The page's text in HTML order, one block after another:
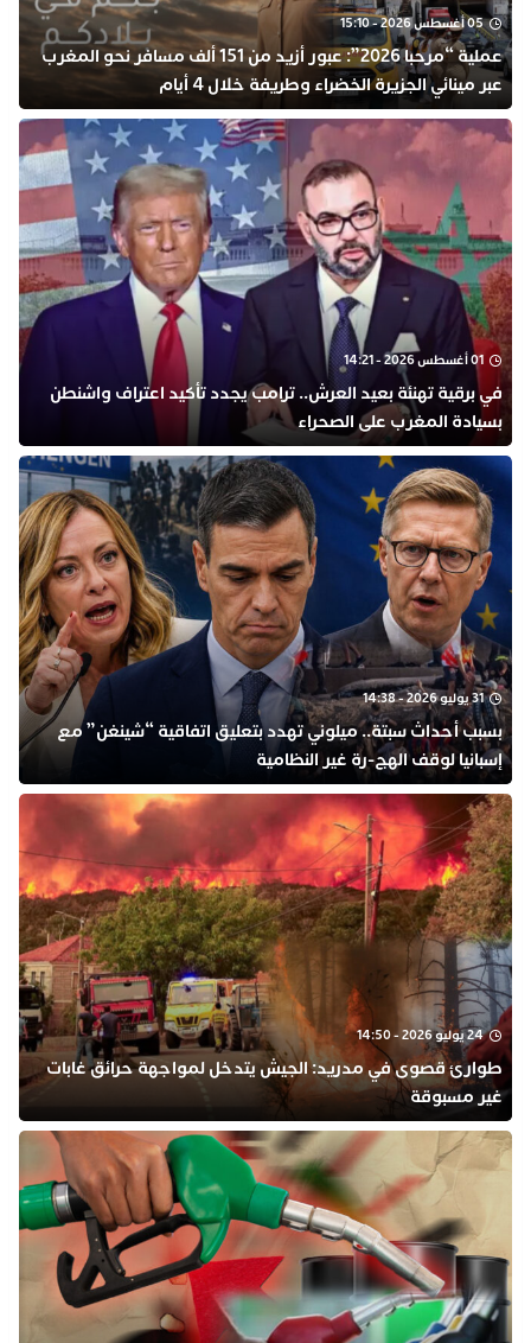
05 أغسطس 2026 - 15:10
عملية “مرحبا 2026”: عبور أزيد من 151 ألف مسافر نحو المغرب
عبر مينائي الجزيرة الخضراء وطريفة خلال 4 أيام
01 أغسطس 2026 - 14:21
في برقية تهنئة بعيد العرش.. ترامب يجدد تأكيد اعتراف واشنطن
بسيادة المغرب على الصحراء
31 يوليو 2026 - 14:38
بسبب أحداث سبتة.. ميلوني تهدد بتعليق اتفاقية “شينغن” مع
إسبانيا لوقف الهج-رة غير النظامية
24 يوليو 2026 - 14:50
طوارئ قصوى في مدريد: الجيش يتدخل لمواجهة حرائق غابات
غير مسبوقة